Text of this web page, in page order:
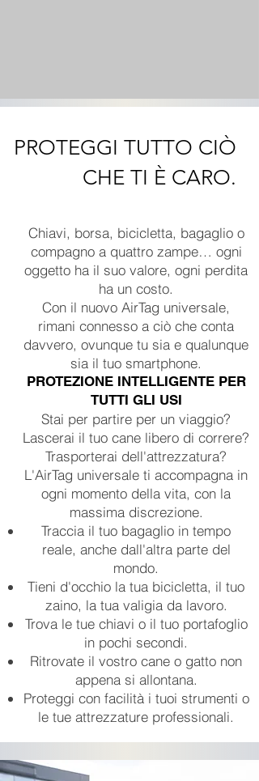
PROTEGGI TUTTO CIÒ
CHE TI È CARO.
Chiavi, borsa, bicicletta, bagaglio o
compagno a quattro zampe… ogni
oggetto ha il suo valore, ogni perdita
ha un costo.
Con il nuovo AirTag universale,
rimani connesso a ciò che conta
davvero, ovunque tu sia e qualunque
sia il tuo smartphone.
PROTEZIONE INTELLIGENTE PER
TUTTI GLI USI
Stai per partire per un viaggio?
Lascerai il tuo cane libero di correre?
Trasporterai dell'attrezzatura?
L'AirTag universale ti accompagna in
ogni momento della vita, con la
massima discrezione.
Traccia il tuo bagaglio in tempo
reale, anche dall'altra parte del
mondo.
Tieni d'occhio la tua bicicletta, il tuo
zaino, la tua valigia da lavoro.
Trova le tue chiavi o il tuo portafoglio
in pochi secondi.
Ritrovate il vostro cane o gatto non
appena si allontana.
Proteggi con facilità i tuoi strumenti o
le tue attrezzature professionali.